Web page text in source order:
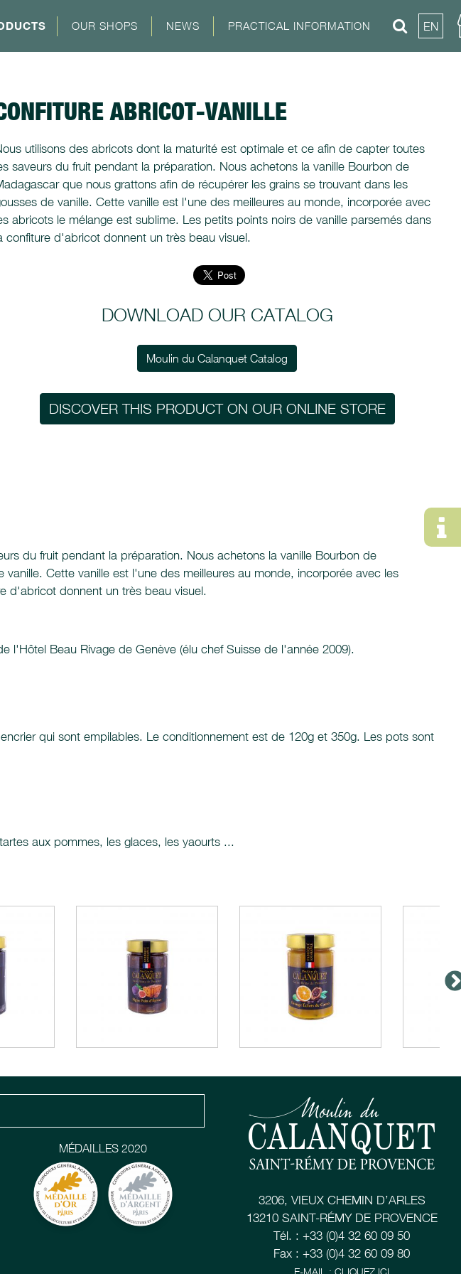
OUR SHOPS NEWS PRACTICAL INFORMATION EN
ABRICOT-VANILLE
utilisons des abricots dont la maturité est optimale et ce afin de capter toutes
saveurs du fruit pendant la préparation. Nous achetons la vanille Bourbon de
que nous grattons afin de récupérer les grains se trouvant dans les
de vanille. Cette vanille est l'une des meilleures au monde, incorporée avec
abricots le mélange est sublime. Les petits points noirs de vanille parsemés dans
confiture d'abricot donnent un très beau visuel.
DOWNLOAD OUR CATALOG
Moulin du Calanquet Catalog
DISCOVER THIS PRODUCT ON OUR ONLINE STORE
du fruit pendant la préparation. Nous achetons la vanille Bourbon de
Cette vanille est l'une des meilleures au monde, incorporée avec les
d'abricot donnent un très beau visuel.
l'Hôtel Beau Rivage de Genève (élu chef Suisse de l'année 2009).
qui sont empilables. Le conditionnement est de 120g et 350g. Les pots sont
aux pommes, les glaces, les yaourts ...
MÉDAILLES 2020
3206, VIEUX CHEMIN D’ARLES
13210 SAINT-RÉMY DE PROVENCE
Tél. : +33 (0)4 32 60 09 50
Fax : +33 (0)4 32 60 09 80
E-MAIL : CLIQUEZ ICI